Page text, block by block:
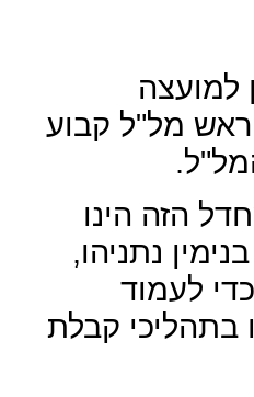
למועצה
ראש מל"ל קבוע
הזה הינו
נתניהו,
לעמוד
בתהליכי קבלת